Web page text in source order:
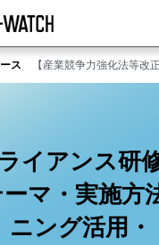
ス 【産業競争力強化法等改
イアンス研
ーマ・実施方
ニング活用・